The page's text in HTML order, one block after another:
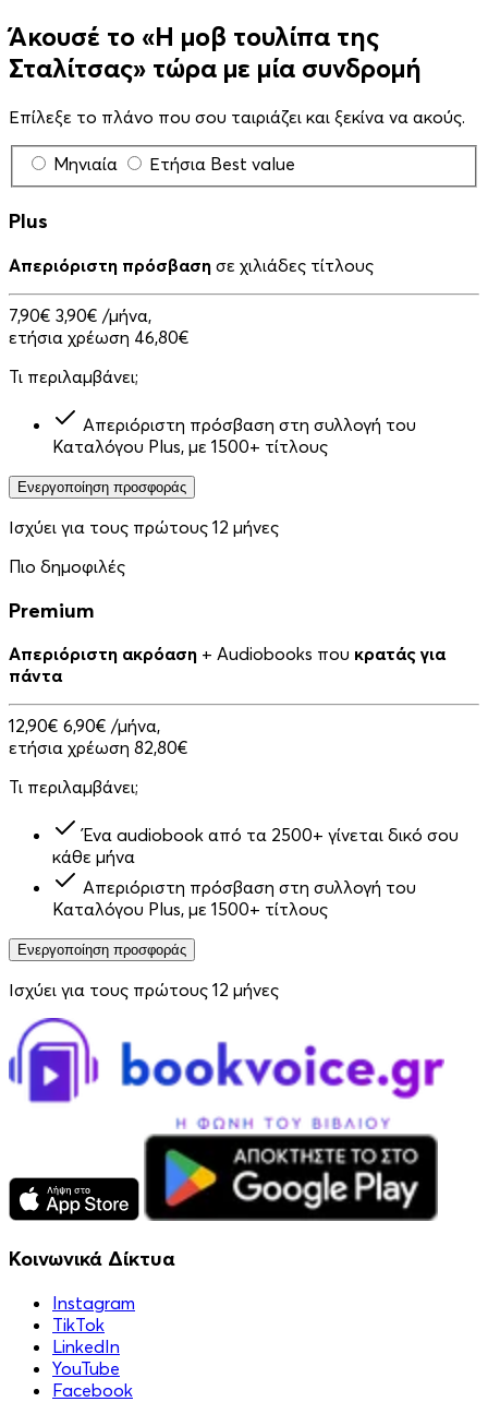
Άκουσέ το «Η μοβ τουλίπα της
Σταλίτσας» τώρα με μία συνδρομή
Επίλεξε το πλάνο που σου ταιριάζει και ξεκίνα να ακούς.
Μηνιαία Ετήσια Best value
Plus
Απεριόριστη πρόσβαση σε χιλιάδες τίτλους
7,90€ 3,90€ /μήνα,
ετήσια χρέωση 46,80€
Τι περιλαμβάνει;
Απεριόριστη πρόσβαση στη συλλογή του
Καταλόγου Plus, με 1500+ τίτλους
Ενεργοποίηση προσφοράς
Ισχύει για τους πρώτους 12 μήνες
Πιο δημοφιλές
Premium
Απεριόριστη ακρόαση + Audiobooks που κρατάς για
πάντα
12,90€ 6,90€ /μήνα,
ετήσια χρέωση 82,80€
Τι περιλαμβάνει;
Ένα audiobook από τα 2500+ γίνεται δικό σου
κάθε μήνα
Απεριόριστη πρόσβαση στη συλλογή του
Καταλόγου Plus, με 1500+ τίτλους
Ενεργοποίηση προσφοράς
Ισχύει για τους πρώτους 12 μήνες
Κοινωνικά Δίκτυα
Instagram
TikTok
LinkedIn
YouTube
Facebook